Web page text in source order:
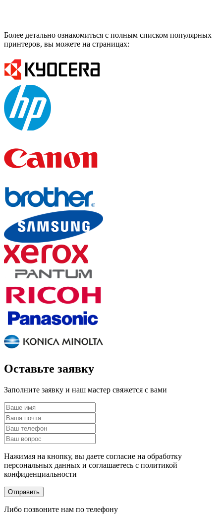
Более детально ознакомиться с полным списком популярных
принтеров, вы можете на страницах:
Оставьте заявку
Заполните заявку и наш мастер свяжется с вами
Нажимая на кнопку, вы даете согласие на обработку
персональных данных и соглашаетесь c политикой
конфиденциальности
Отправить
Либо позвоните нам по телефону